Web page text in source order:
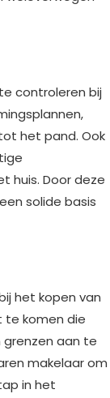
controleren bij
het pand. Ook
huis. Door deze
solide basis
het kopen van
te komen die
grenzen aan te
makelaar om
in het